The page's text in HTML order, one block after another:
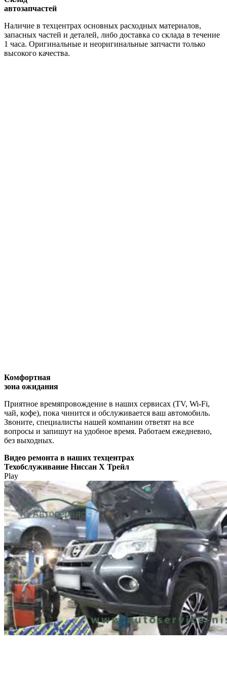
автозапчастей
Наличие в техцентрах основных расходных материалов,
запасных частей и деталей, либо доставка со склада в течение
1 часа. Оригинальные и неоригинальные запчасти только
высокого качества.
Комфортная
зона ожидания
Приятное времяпровождение в наших сервисах (TV, Wi-Fi,
чай, кофе), пока чинится и обслуживается ваш автомобиль.
Звоните, специалисты нашей компании ответят на все
вопросы и запишут на удобное время. Работаем ежедневно,
без выходных.
Видео ремонта в наших техцентрах
Техобслуживание Ниссан Х Трейл
Play